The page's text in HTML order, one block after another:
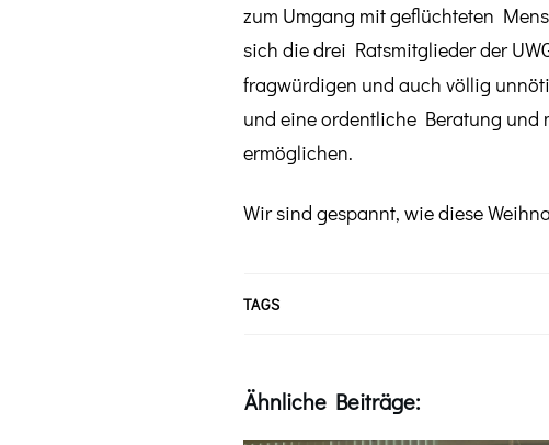
zum Umgang mit geflüchteten
sich die drei Ratsmitglieder der
fragwürdigen und auch völlig
und eine ordentliche Beratung und
ermöglichen.
Wir sind gespannt, wie diese
TAGS
Ähnliche Beiträge: